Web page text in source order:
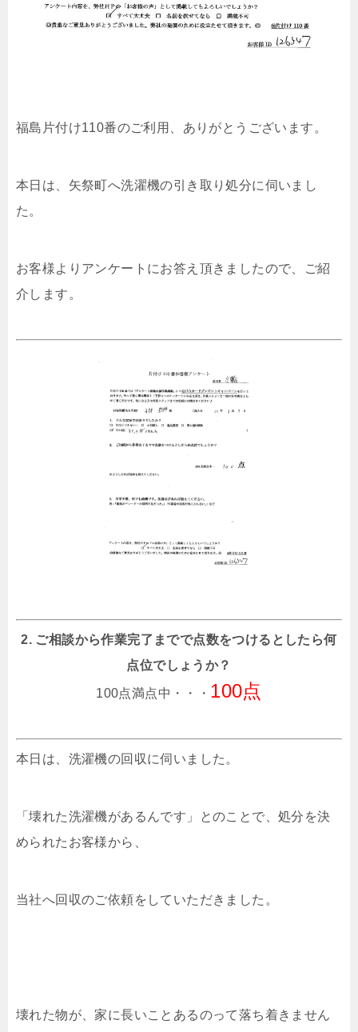
福島片付け110番のご利用、ありがとうございます。
本日は、矢祭町へ洗濯機の引き取り処分に伺いまし
た。
お客様よりアンケートにお答え頂きましたので、ご紹
介します。
2. ご相談から作業完了までで点数をつけるとしたら何
点位でしょうか？
100点満点中・・・ 100点
本日は、洗濯機の回収に伺いました。
「壊れた洗濯機があるんです」とのことで、処分を決
められたお客様から、
当社へ回収のご依頼をしていただきました。
壊れた物が、家に長いことあるのって落ち着きません